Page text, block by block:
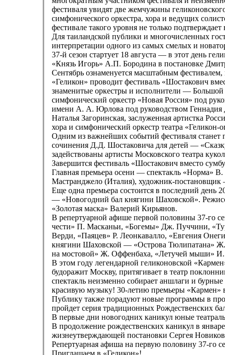
фестиваля увидят две жемчужины
симфонического оркестра, хора и ведущих
фестивале такого уровня не только
Для таиландской публики и многочисленных
интерпретации одного из самых смелых и
37-й сезон стартует 18 августа — в этот день
«Князь Игорь» А.П. Бородина в постановке
Сентябрь ознаменуется масштабным
«Геликон» проводит фестиваль «Шостакович
знаменитые оркестры и исполнители — Большой
симфонический оркестр «Новая Россия» под
имени А. А. Юрлова под руководством Геннадия
Наталья Загоринская, заслуженная артистка
хора и симфонический оркестр театра
Одним из важнейших событий фестиваля станет
сочинения Д.Д. Шостаковича для детей —
задействованы артисты Московского театра
Завершится фестиваль «Шостакович вместо
Главная премьера осени — спектакль «Норма»
Мастранджело (Италия), художник-постановщик
Еще одна премьера состоится в последний день
— «Новогодний бал княгини Шаховской».
«Золотая маска» Валерий Кирьянов.
В репертуарной афише первой половины 37-го
чести» П. Масканьи, «Богемы» Дж. Пуччини,
Верди, «Паяцев» Р. Леонкавалло, «Евгения
княгини Шаховской — «Острова Тюлипатана»
на мостовой» Ж. Оффенбаха, «Летучей мыши»
В этом году легендарной геликоновской
будоражит Москву, притягивает в театр
спектакль неизменно собирает аншлаги и
красивую музыку! 30-летию премьеры «Кармен» в
Публику также порадуют новые программы в
пройдет серия традиционных Рождественских
В первые дни новогодних каникул юные
В продолжение рождественских каникул в
жизнеутверждающей постановки Сергея
Репертуарная афиша на первую половину 37-го
Приглашаем в «Геликон»!